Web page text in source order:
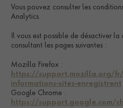
Vous pouvez consulter les
Analytics.
Il vous est possible de désactiver
consultant les pages suivantes :
Mozilla Firefox :
https://support.mozilla.org/
informations-sites-enregistrent
Google Chrome :
https://support.google.com/